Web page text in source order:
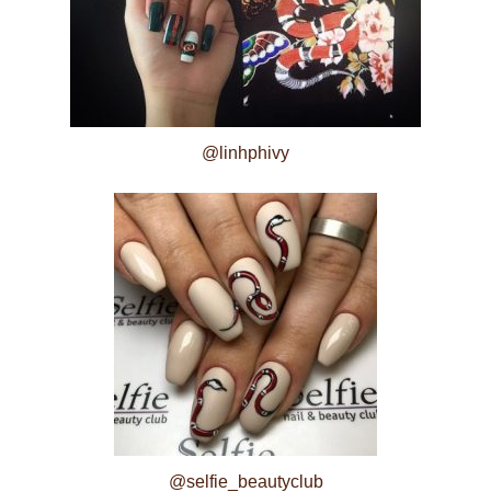
@linhphivy
@selfie_beautyclub